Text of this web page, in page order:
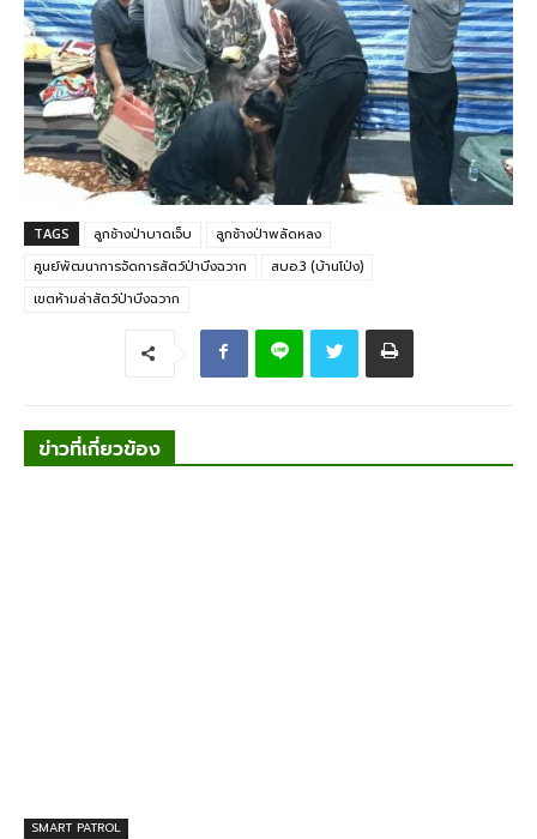
TAGS ลูกช้างป่าบาดเจ็บ
ลูกช้างป่าพลัดหลง
ศูนย์พัฒนาการจัดการสัตว์ป่าบึงฉวาก
สบอ.3 (บ้านโป่ง)
เขตห้ามล่าสัตว์ป่าบึงฉวาก
ข่าวที่เกี่ยวข้อง
SMART PATROL